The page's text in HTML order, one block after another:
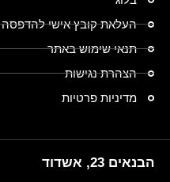
העלאת קובץ אישי להדפסה
תנאי שימוש באתר
הצהרת נגישות
מדיניות פרטיות
הבנאים 23, אשדוד